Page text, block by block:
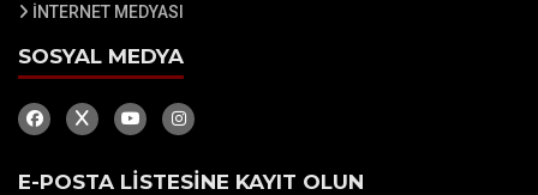
İNTERNET MEDYASI
SOSYAL MEDYA
E-POSTA LİSTESİNE KAYIT OLUN